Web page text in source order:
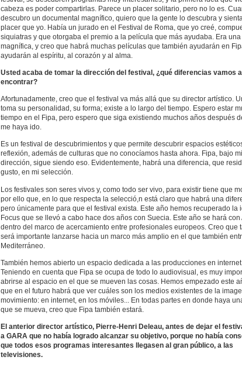
cabeza es poder compartirlas. Parece un placer solitario, pero no lo es.
descubro un documental magnífico, quiero que la gente lo descubra y
placer que yo. Había un jurado en el Festival de Roma, que yo creé,
siquiatras y que otorgaba el premio a la película que más ayudaba. Era
magnífica, y creo que habrá muchas películas que también ayudarán en
ayudarán al espíritu, al corazón y al alma.
Usted acaba de tomar la dirección del festival, ¿qué diferencias vamos a
encontrar?
Afortunadamente, creo que el festival va más allá que su director artístico.
toma su personalidad, su forma; existe a lo largo del tiempo. Espero estar
tiempo en el Fipa, pero espero que siga existiendo muchos años después
me haya ido.
Es un festival de descubrimientos y que permite descubrir espacios
reflexión, además de culturas que no conocíamos hasta ahora. Fipa, bajo mi
dirección, sigue siendo eso. Evidentemente, habrá una diferencia, que
gusto, en mi selección.
Los festivales son seres vivos y, como todo ser vivo, para existir tiene que
por ello que, en lo que respecta la selecció,n está claro que habrá una
pero únicamente para que el festival exista. Este año hemos recuperado la
Focus que se llevó a cabo hace dos años con Suecia. Este año se hará con
dentro del marco de acercamiento entre profesionales europeos. Creo que
será importante lanzarse hacia un marco más amplio en el que también
Mediterráneo.
También hemos abierto un espacio dedicada a las producciones en internet.
Teniendo en cuenta que Fipa se ocupa de todo lo audiovisual, es muy
abrirse al espacio en el que se mueven las cosas. Hemos empezado este
que en el futuro habrá que ver cuáles son los medios existentes de la
movimiento: en internet, en los móviles... En todas partes en donde haya
que se mueva, creo que Fipa también estará.
El anterior director artístico, Pierre-Henri Deleau, antes de dejar el
a GARA que no había logrado alcanzar su objetivo, porque no había
que todos esos programas interesantes llegasen al gran público, a las
televisiones.